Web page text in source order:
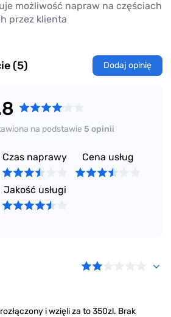
możliwość napraw na częściach
przez klienta
(5) Dodaj opinię
na podstawie 5 opinii
Czas naprawy Cena usług
Jakość usługi
i wzięli za to 350zl. Brak